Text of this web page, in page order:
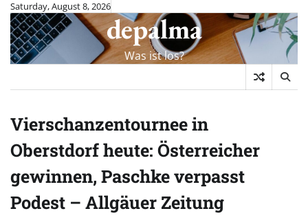
Skip
content
Saturday, August 8, 2026
depalma
Was ist los?
Vierschanzentournee in
Oberstdorf heute: Österreicher
gewinnen, Paschke verpasst
Podest – Allgäuer Zeitung